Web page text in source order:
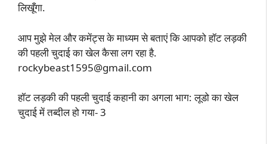
लिखूँगा.
आप मुझे मेल और कमेंट्स के माध्यम से बताएं कि आपको हॉट लड़की
की पहली चुदाई का खेल कैसा लग रहा है.
rockybeast1595@gmail.com
हॉट लड़की की पहली चुदाई कहानी का अगला भाग: लूडो का खेल
चुदाई में तब्दील हो गया- 3